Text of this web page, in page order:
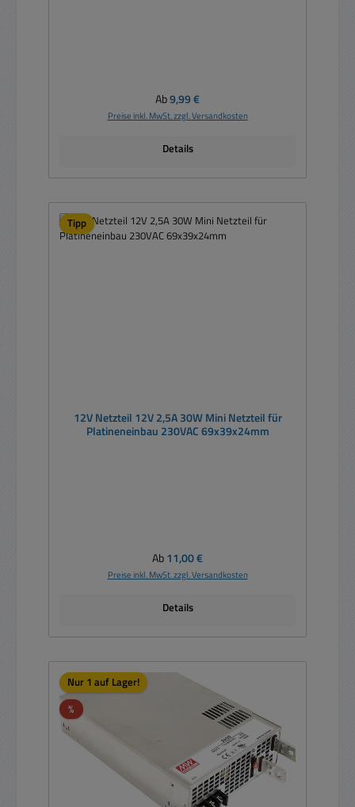
Regulärer Preis:
Ab9,99 €
Preise inkl. MwSt. zzgl. Versandkosten
Details
Tipp
12V Netzteil 12V 2,5A 30W Mini Netzteil für
Platineneinbau 230VAC 69x39x24mm
Regulärer Preis:
Ab11,00 €
Preise inkl. MwSt. zzgl. Versandkosten
Details
Nur 1 auf Lager!
%Rabatt